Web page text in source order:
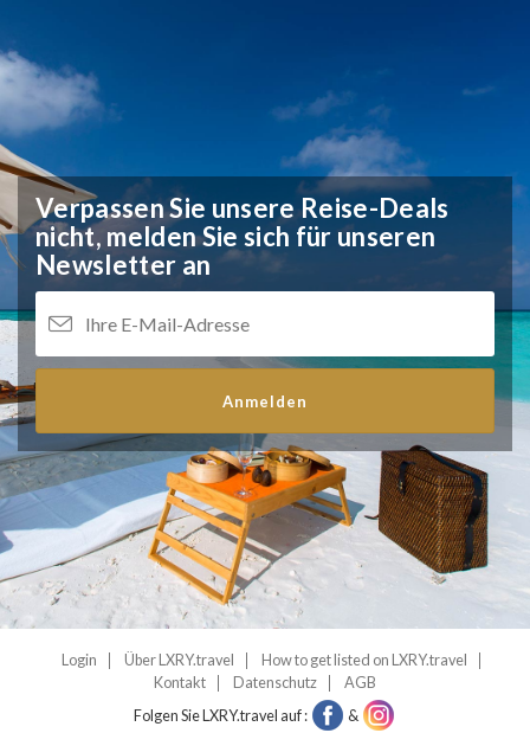
Verpassen Sie unsere Reise-Deals
nicht, melden Sie sich für unseren
Newsletter an
Anmelden
Login Über LXRY.travel
How to get listed on LXRY.travel
Kontakt
Datenschutz
AGB
Folgen Sie LXRY.travel auf :
&